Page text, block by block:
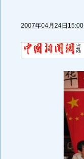
2007年04月24日15:00